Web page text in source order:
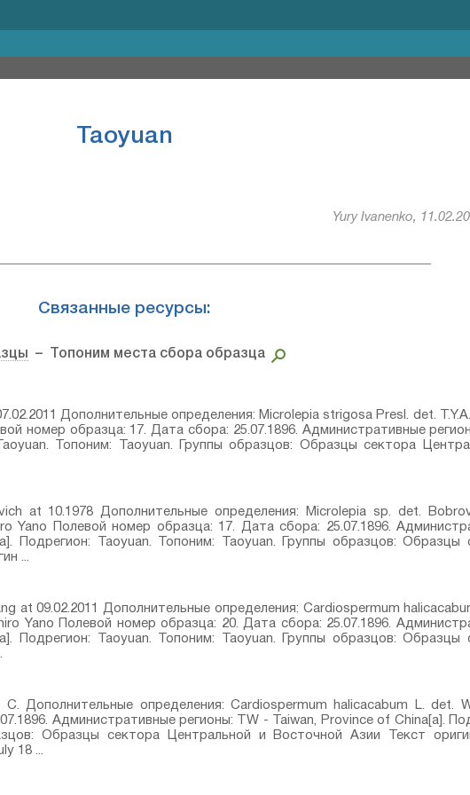
Taoyuan
Yury Ivanenko,
Связанные ресурсы:
– Топоним места сбора образца
Дополнительные определения: Microlepia strigosa Presl.⁣ det.
номер образца: 17. Дата сбора: 25.07.1896. Административные
Топоним: Taoyuan. Группы образцов: Образцы сектора
at 10.1978 Дополнительные определения: Microlepia sp.⁣ det.
Yano Полевой номер образца: 17. Дата сбора: 25.07.1896.
Подрегион: Taoyuan. Топоним: Taoyuan. Группы образцов: Образцы
...
at 09.02.2011 Дополнительные определения: Cardiospermum
Yano Полевой номер образца: 20. Дата сбора: 25.07.1896.
Подрегион: Taoyuan. Топоним: Taoyuan. Группы образцов: Образцы
Дополнительные определения: Cardiospermum halicacabum L.⁣ det.
Административные регионы: TW - Taiwan, Province of China[a].
Образцы сектора Центральной и Восточной Азии Текст
18 ...